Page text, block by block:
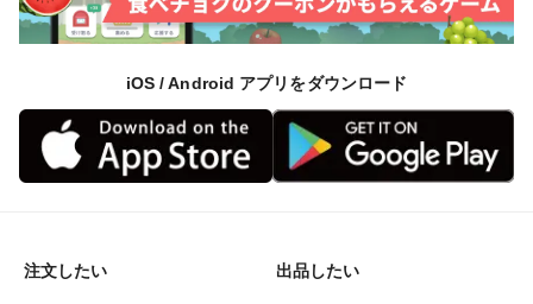
iOS / Android アプリをダウンロード
注文したい 出品したい